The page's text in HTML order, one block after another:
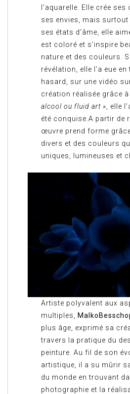
l’aquarelle. Elle crée
ses envies, mais surtout
ses états d’âme, elle
est coloré et s’inspire
nature et des couleurs.
révélation, elle l’a eue
hasard, sur une vidéo
création réalisée grâce à
alcool ou fluid art » , elle
été conquise.A partir de
œuvre prend forme
divers et des couleurs
uniques, lumineuses et
Artiste polyvalent aux
multiples,
plus âge, exprimé sa
travers la pratique du
peinture. Au fil de son
artistique, il a su mûrir
du monde en trouvant
photographie et la